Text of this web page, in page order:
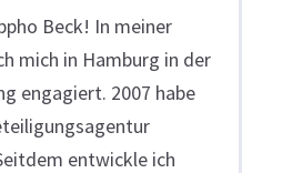
Beck! In meiner
mich in Hamburg in der
engagiert. 2007 habe
entwickle ich